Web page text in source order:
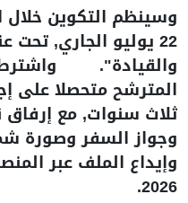
22 يوليو الجاري,
والقيادة".
المترشح متحصلا على
ثلاث سنوات, مع إرفاق
2026.